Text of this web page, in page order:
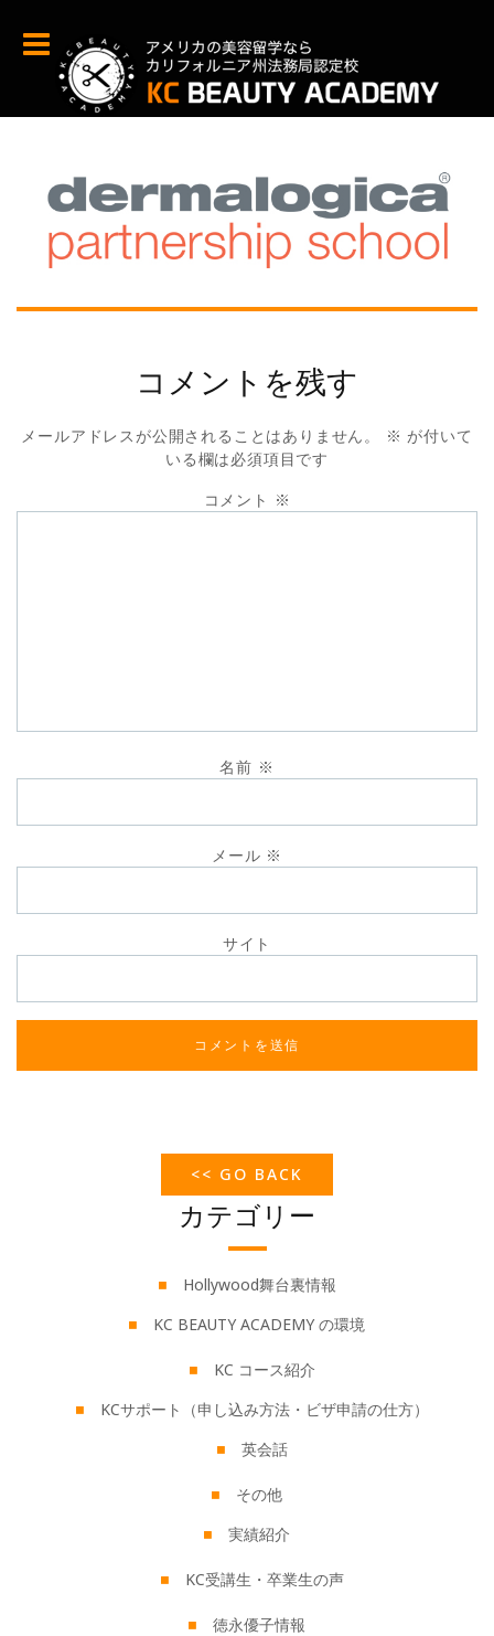
カテゴリー
Hollywood舞台裏情報
KC BEAUTY ACADEMY の環境
KC コース紹介
KCサポート（申し込み方法・ビザ申請の仕方）
英会話
その他
実績紹介
KC受講生・卒業生の声
徳永優子情報
コメントを残す
メールアドレスが公開されることはありません。 ※ が付いて
いる欄は必須項目です
コメント ※
名前 ※
メール ※
サイト
<< GO BACK